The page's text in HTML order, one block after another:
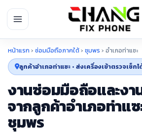
หน้าแรก › ซ่อมมือถือภาคใต้› ชุมพร › อำเภอท่าแซะ
ลูกค้าอำเภอท่าแซะ • ส่งเครื่องเข้าตรวจเช็กไ
งานซ่อมมือถือและงา
จากลูกค้าอำเภอท่าแ
ชุมพร